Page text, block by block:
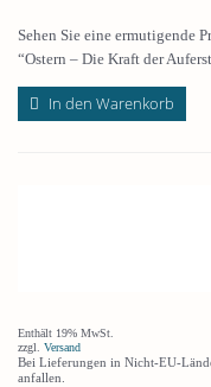
Sehen Sie eine ermutigende
“Ostern – Die Kraft der
In den Warenkorb
Enthält 19% MwSt.
zzgl. Versand
Bei Lieferungen in Nicht-EU-
anfallen.